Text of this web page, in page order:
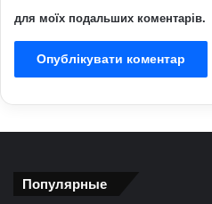
для моїх подальших коментарів.
Популярные